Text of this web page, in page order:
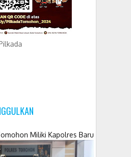
Miliki Kapolres Baru